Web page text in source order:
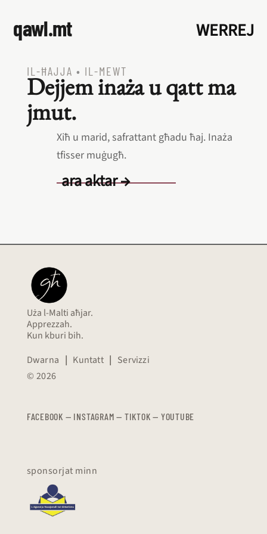
qawl.mt WERREJ
IL‑ĦAJJA • IL‑MEWT
Dejjem inaża u qatt ma
jmut.
Xiħ u marid, safrattant għadu ħaj. Inaża
tfisser muġugħ.
ara aktar →
Uża l-Malti aħjar.
Apprezzah.
Kun kburi bih.
Dwarna | Kuntatt | Servizzi
© 2026
FACEBOOK — INSTAGRAM — TIKTOK — YOUTUBE
sponsorjat minn